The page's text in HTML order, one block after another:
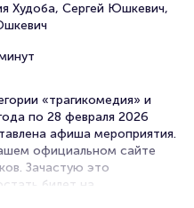
Худоба, Сергей Юшкевич,
«трагикомедия» и
по 28 февраля 2026
афиша мероприятия.
официальном сайте
Зачастую это
билет на